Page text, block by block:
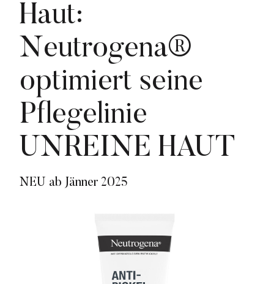
Carefree
Carl Suchy & Söhne
Kenvue
Lieferando
Neutrogena
nicorette
Haut:
Neutrogena®
optimiert seine
Pflegelinie
UNREINE HAUT
NEU ab Jänner 2025